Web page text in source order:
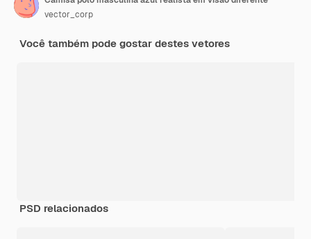
vector_corp
Você também pode gostar destes vetores
PSD relacionados